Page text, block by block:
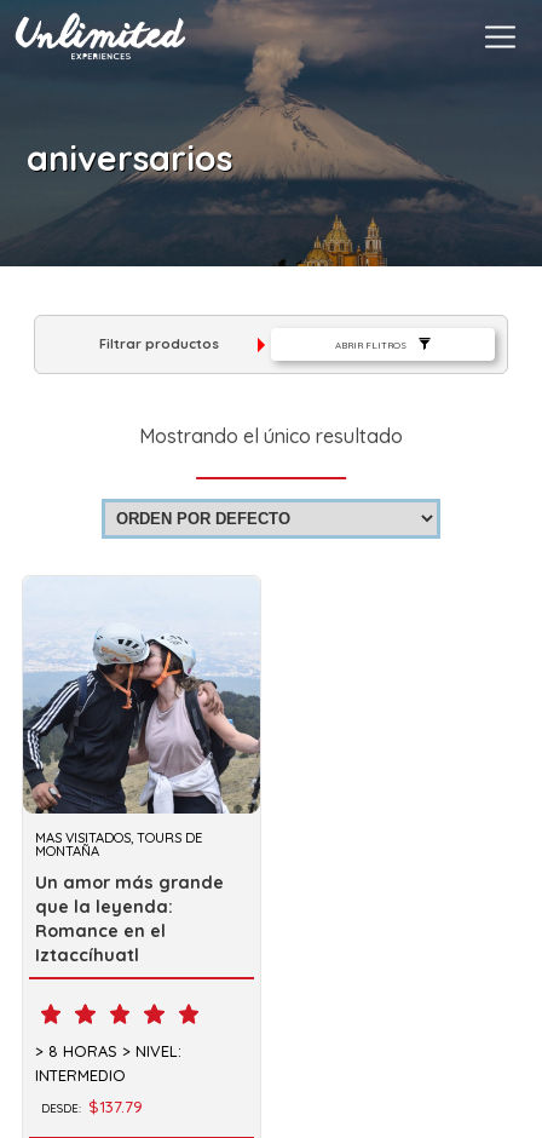
$ MXN
aniversarios
Filtrar productos ABRIR FLITROS
Mostrando el único resultado
MAS VISITADOS, TOURS DE
MONTAÑA
Un amor más grande
que la leyenda:
Romance en el
Iztaccíhuatl
8 HORAS
NIVEL:
INTERMEDIO
DESDE: $137.79